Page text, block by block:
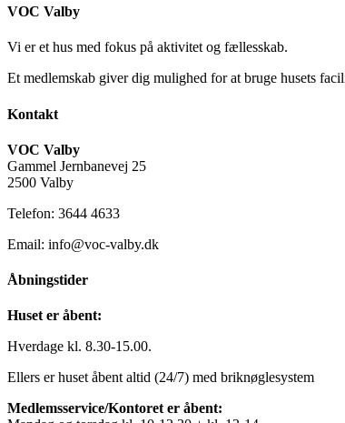
VOC Valby
Vi er et hus med fokus på aktivitet og fællesskab.
Et medlemskab giver dig mulighed for at bruge husets
Kontakt
VOC Valby
Gammel Jernbanevej 25
2500 Valby
Telefon: 3644 4633
Email: info@voc-valby.dk
Åbningstider
Huset er åbent:
Hverdage kl. 8.30-15.00.
Ellers er huset åbent altid (24/7) med briknøglesystem
Medlemsservice/Kontoret er åbent: